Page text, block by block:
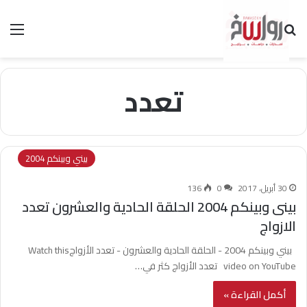
بحث عن
تعدد
بيني وبينكم 2004
30 أبريل، 2017 0
136
بينى وبينكم 2004 الحلقة الحادية والعشرون تعدد
الازواج
بيني وبينكم 2004 - الحلقة الحادية والعشرون - تعدد الأزواجWatch this
video on YouTube تعدد الأزواج كثر في…
أكمل القراءة »